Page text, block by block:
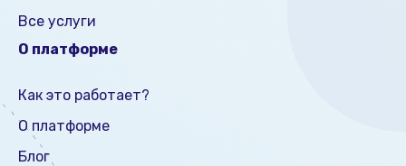
Все услуги
О платформе
Как это работает?
О платформе
Блог